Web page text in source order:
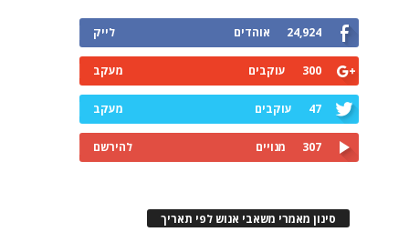
24,924 אוהדים לייק
300 עוקבים מעקב
47 עוקבים מעקב
307 מנויים להירשם
סינון מאמרי משאבי אנוש לפי תאריך